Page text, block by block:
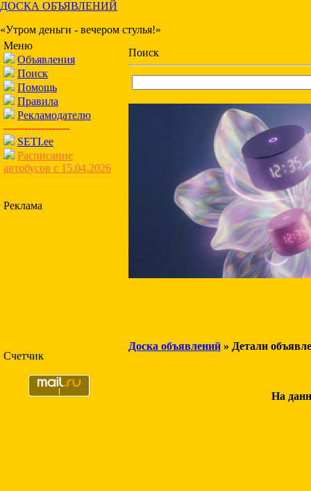
ДОСКА ОБЪЯВЛЕНИЙ
«Утром деньги - вечером стулья!»
Меню
Объявления
Поиск
Помощь
Правила
Рекламодателю
-------------------
SETI.ee
Расписание
автобусов с 15.04.2026
Реклама
Счетчик
Поиск
Доска объявлений » Детали
На